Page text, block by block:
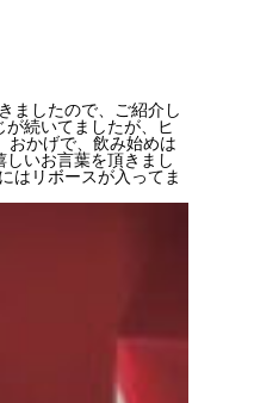
ましたので、ご紹介し
続いてましたが、ヒ
おかげで、飲み始めは
いお言葉を頂きまし
はリボースが入ってま